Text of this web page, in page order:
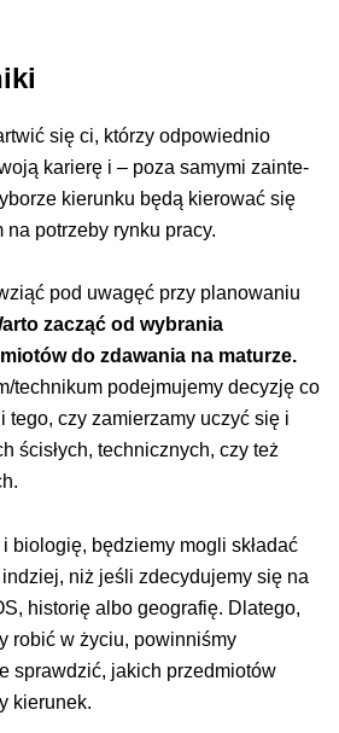
się ci, którzy odpowiednio
karierę i – poza samymi zainte­
kierunku będą kierować się
potrzeby rynku pracy.
pod uwagęć przy planowaniu
zacząć od wybrania
do zdawania na maturze.
technikum podejmujemy decyzję co
tego, czy zamierzamy uczyć się i
ścisłych, technicznych, czy też
biologię, będziemy mogli składać
indziej, niż jeśli zdecyduje­my się na
historię albo geografię. Dlatego,
robić w życiu, powinni­śmy
sprawdzić, jakich przedmio­tów
kierunek.